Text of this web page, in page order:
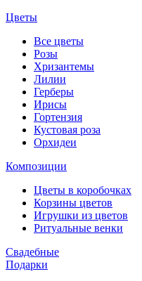
Цветы
Все цветы
Розы
Хризантемы
Лилии
Герберы
Ирисы
Гортензия
Кустовая роза
Орхидеи
Композиции
Цветы в коробочках
Корзины цветов
Игрушки из цветов
Ритуальные венки
Свадебные
Подарки